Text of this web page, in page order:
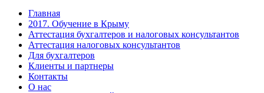
Главная
2017. Обучение в Крыму
Аттестация бухгалтеров и налоговых консультантов
Аттестация налоговых консультантов
Для бухгалтеров
Клиенты и партнеры
Контакты
О нас